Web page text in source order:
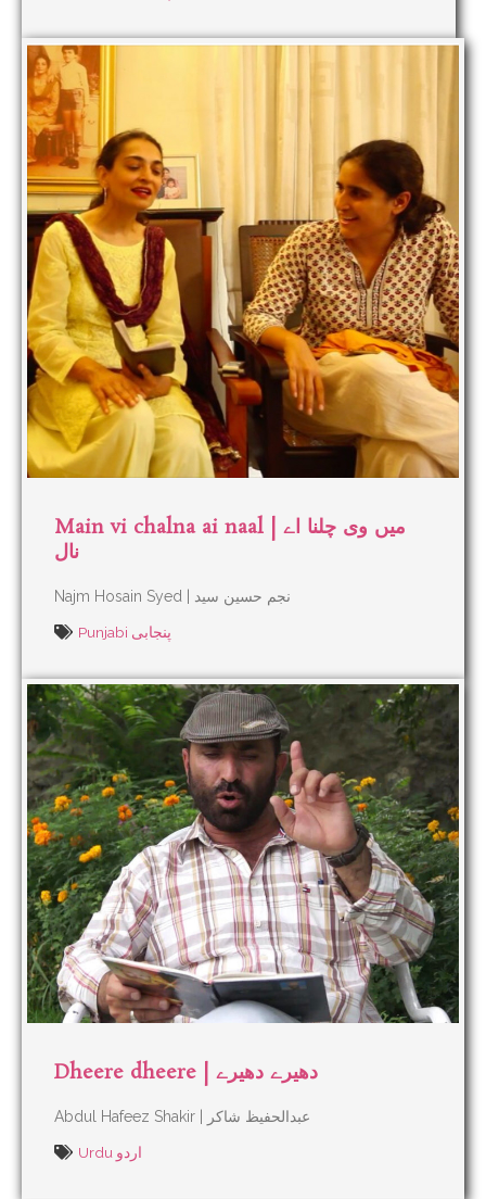
Main vi chalna ai naal | میں وی چلنا اے
نال
Najm Hosain Syed | نجم حسین سید
Punjabi پنجابی
Dheere dheere | دھیرے دھیرے
Abdul Hafeez Shakir | عبدالحفیظ شاکر
Urdu اردو